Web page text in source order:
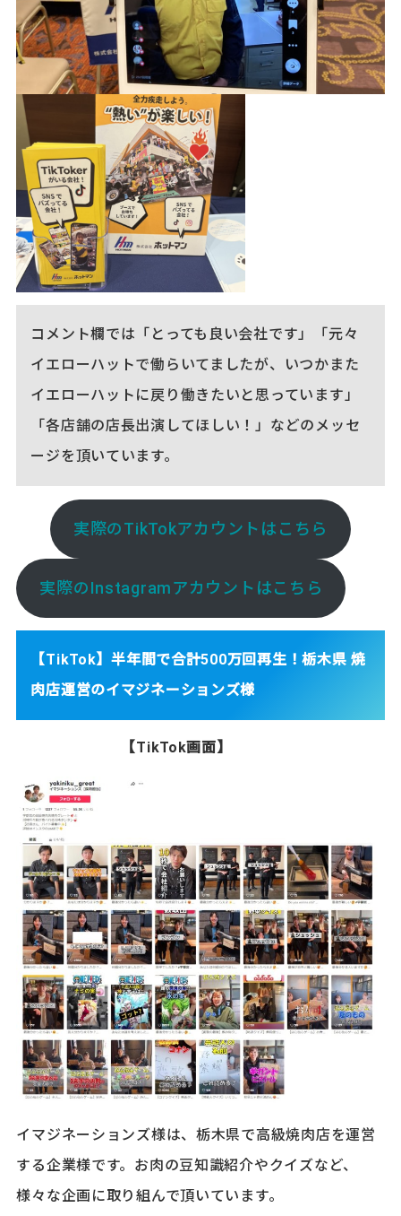
コメント欄では「とっても良い会社です」「元々
イエローハットで働らいてましたが、いつかまた
イエローハットに戻り働きたいと思っています」
「各店舗の店長出演してほしい！」などのメッセ
ージを頂いています。
実際のTikTokアカウントはこちら
実際のInstagramアカウントはこちら
【TikTok】半年間で合計500万回再生！栃木県 焼
肉店運営のイマジネーションズ様
【TikTok画面】
イマジネーションズ様は、栃木県で高級焼肉店を運営
する企業様です。お肉の豆知識紹介やクイズなど、
様々な企画に取り組んで頂いています。